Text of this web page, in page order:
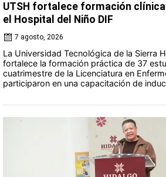
UTSH fortalece formación
el Hospital del Niño DIF
7 agosto, 2026
La Universidad Tecnológica de la Sierra
fortalece la formación práctica de 37
cuatrimestre de la Licenciatura en
participaron en una capacitación de